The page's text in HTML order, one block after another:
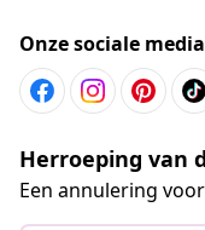
Onze sociale media
Herroeping van
Een annulering